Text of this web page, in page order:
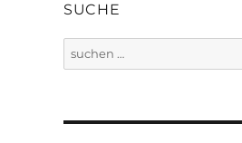
SUCHE
Suche
nach: